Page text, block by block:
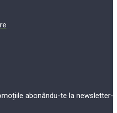
abonându-te la newsletter-